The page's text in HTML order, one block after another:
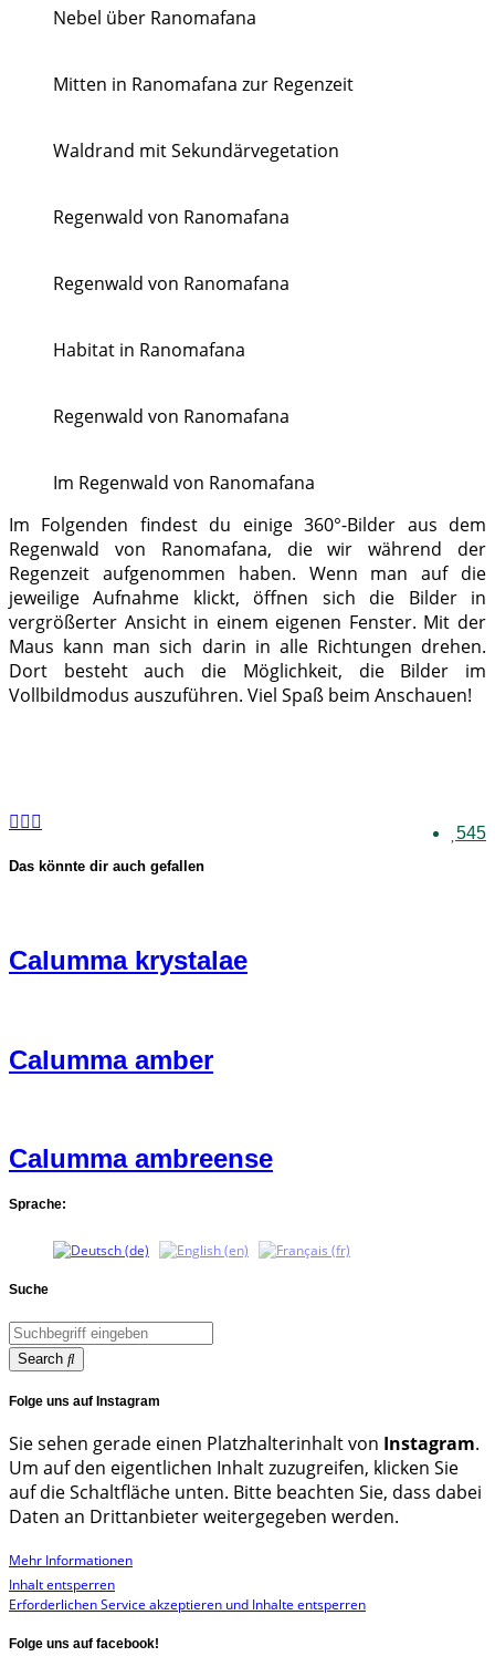
Nebel über Ranomafana
Mitten in Ranomafana zur Regenzeit
Waldrand mit Sekundärvegetation
Regenwald von Ranomafana
Regenwald von Ranomafana
Habitat in Ranomafana
Regenwald von Ranomafana
Im Regenwald von Ranomafana
Im Folgenden findest du einige 360°-Bilder aus dem
Regenwald von Ranomafana, die wir während der
Regenzeit aufgenommen haben. Wenn man auf die
jeweilige Aufnahme klickt, öffnen sich die Bilder in
vergrößerter Ansicht in einem eigenen Fenster. Mit der
Maus kann man sich darin in alle Richtungen drehen.
Dort besteht auch die Möglichkeit, die Bilder im
Vollbildmodus auszuführen. Viel Spaß beim Anschauen!
545
Das könnte dir auch gefallen
Calumma krystalae
Calumma amber
Calumma ambreense
Sprache:
Suche
Search
Folge uns auf Instagram
Sie sehen gerade einen Platzhalterinhalt von Instagram.
Um auf den eigentlichen Inhalt zuzugreifen, klicken Sie
auf die Schaltfläche unten. Bitte beachten Sie, dass dabei
Daten an Drittanbieter weitergegeben werden.
Mehr Informationen
Inhalt entsperren
Erforderlichen Service akzeptieren und Inhalte entsperren
Folge uns auf facebook!